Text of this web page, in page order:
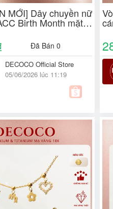
MỚI] Dây chuyền nữ
Birth Month mặt
tháng sinh ( kèm
+ Thiệp )
Đã Bán 0
DECOCO Official Store
05/06/2026 lúc 11:19